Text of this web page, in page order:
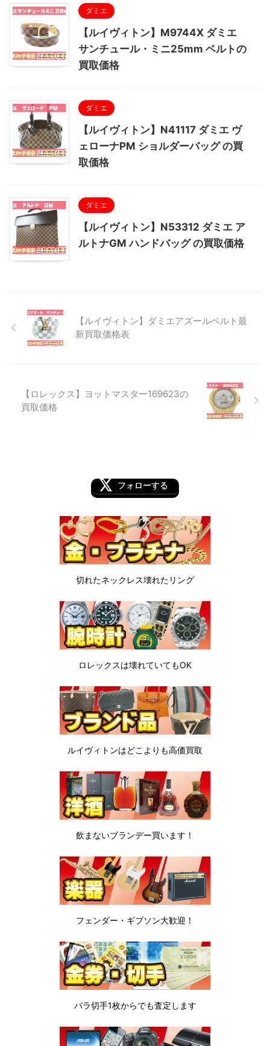
ダミエ
【ルイヴィトン】M9744X ダミエ
サンチュール・ミニ25mm ベルトの
買取価格
ダミエ
【ルイヴィトン】N41117 ダミエ ヴ
ェローナPM ショルダーバッグ の買
取価格
ダミエ
【ルイヴィトン】N53312 ダミエ ア
ルトナGM ハンドバッグ の買取価格
【ルイヴィトン】ダミエアズールベルト最
新買取価格表
【ロレックス】ヨットマスター169623の
買取価格
フォローする
切れたネックレス壊れたリング
ロレックスは壊れていてもOK
ルイヴィトンはどこよりも高価買取
飲まないブランデー買います！
フェンダー・ギブソン大歓迎！
バラ切手1枚からでも査定します